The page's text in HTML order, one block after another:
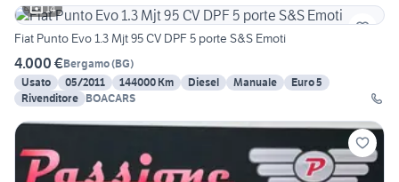
14
Fiat Punto Evo 1.3 Mjt 95 CV DPF 5 porte S&S Emoti
4.000 €Bergamo(BG)
Usato
05/2011 144000 Km Diesel Manuale
Euro 5
Rivenditore BOACARS